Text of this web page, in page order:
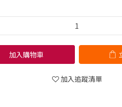
加入購物車
加入追蹤清單